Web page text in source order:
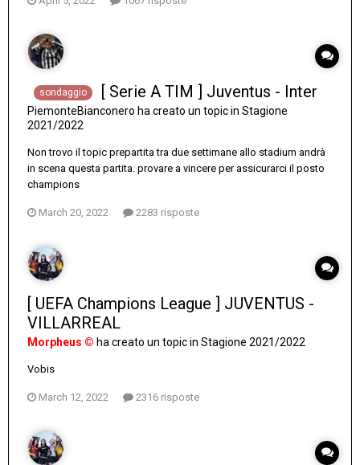
sondaggio [ Serie A TIM ] Juventus - Inter
PiemonteBianconero ha creato un topic in Stagione
2021/2022
Non trovo il topic prepartita tra due settimane allo stadium andrà
in scena questa partita. provare a vincere per assicurarci il posto
champions
March 20, 2022 2283 risposte
[ UEFA Champions League ] JUVENTUS -
VILLARREAL
Morpheus © ha creato un topic in Stagione 2021/2022
Vobis
March 12, 2022 2316 risposte